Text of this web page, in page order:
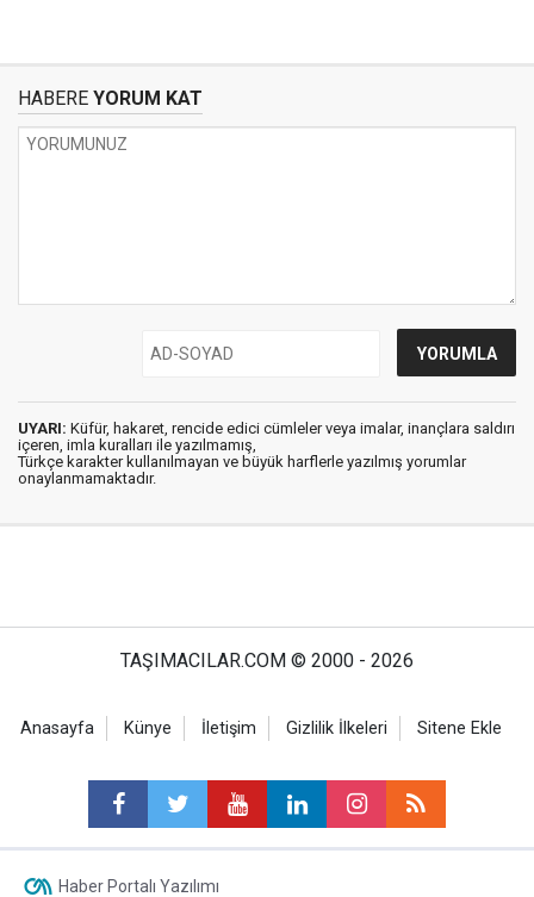
HABERE YORUM KAT
UYARI: Küfür, hakaret, rencide edici cümleler veya imalar, inançlara saldırı
içeren, imla kuralları ile yazılmamış,
Türkçe karakter kullanılmayan ve büyük harflerle yazılmış yorumlar
onaylanmamaktadır.
TAŞIMACILAR.COM © 2000 - 2026
Anasayfa Künye İletişim Gizlilik İlkeleri Sitene Ekle
Haber Portalı Yazılımı